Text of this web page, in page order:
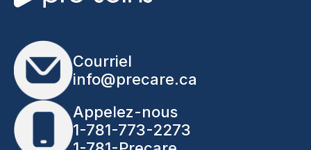
Courriel
info@precare.ca
Appelez-nous
1-781-773-2273